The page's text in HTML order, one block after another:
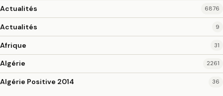
Actualités 6876
Actualités 9
Afrique 31
Algérie 2261
Algérie Positive 2014 36